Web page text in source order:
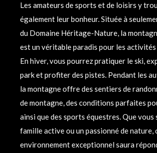
Les amateurs de sports et de loisirs y
également leur bonheur. Située à
du Domaine Héritage-Nature, la
est un véritable paradis pour les activités
En hiver, vous pourrez pratiquer le ski,
park et profiter des pistes. Pendant les
la montagne offre des sentiers de
de montagne, des conditions parfaites
ainsi que des sports équestres. Que vous
famille active ou un passionné de nature,
environnement exceptionnel saura